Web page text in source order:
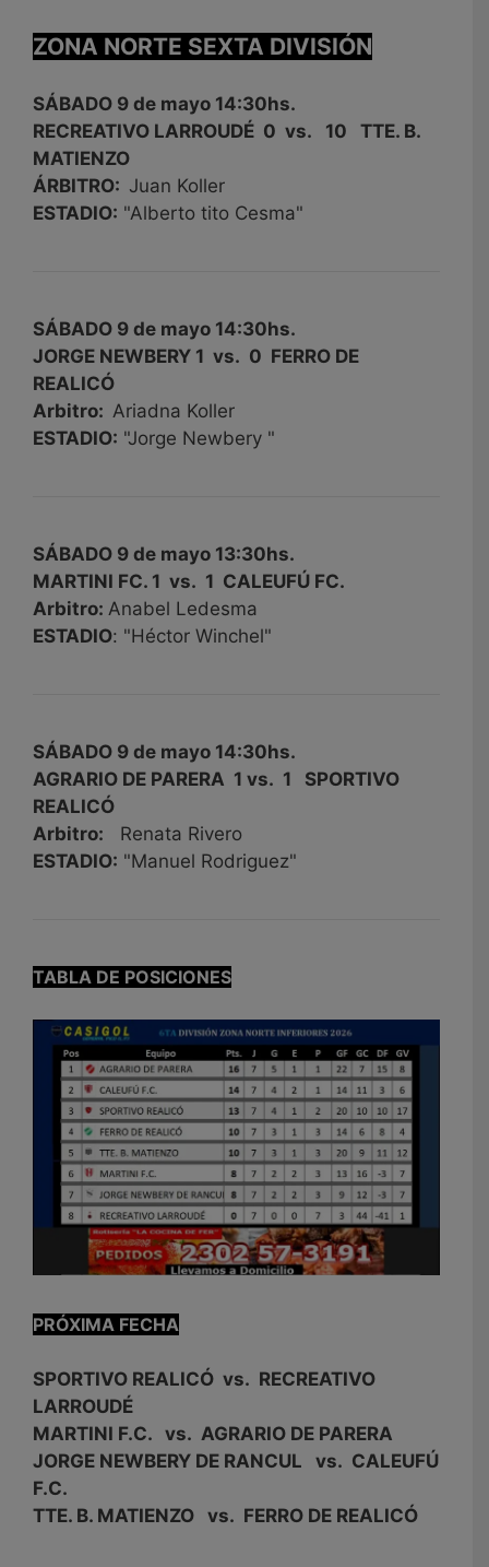
ZONA NORTE SEXTA DIVISIÓN
SÁBADO 9 de mayo 14:30hs.
RECREATIVO LARROUDÉ 0 vs. 10 TTE. B.
MATIENZO
ÁRBITRO: Juan Koller
ESTADIO: "Alberto tito Cesma"
SÁBADO 9 de mayo 14:30hs.
JORGE NEWBERY 1 vs. 0 FERRO DE
REALICÓ
Arbitro: Ariadna Koller
ESTADIO: "Jorge Newbery "
SÁBADO 9 de mayo 13:30hs.
MARTINI FC. 1 vs. 1 CALEUFÚ FC.
Arbitro: Anabel Ledesma
ESTADIO: "Héctor Winchel"
SÁBADO 9 de mayo 14:30hs.
AGRARIO DE PARERA 1 vs. 1 SPORTIVO
REALICÓ
Arbitro: Renata Rivero
ESTADIO: "Manuel Rodriguez"
TABLA DE POSICIONES
PRÓXIMA FECHA
SPORTIVO REALICÓ vs. RECREATIVO
LARROUDÉ
MARTINI F.C. vs. AGRARIO DE PARERA
JORGE NEWBERY DE RANCUL vs. CALEUFÚ
F.C.
TTE. B. MATIENZO vs. FERRO DE REALICÓ